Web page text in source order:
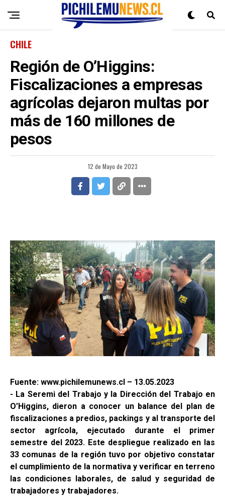
CHILE
Región de O’Higgins:
Fiscalizaciones a empresas
agrícolas dejaron multas por
más de 160 millones de
pesos
12 de Mayo de 2023
Fuente: www.pichilemunews.cl – 13.05.2023
- La Seremi del Trabajo y la Dirección del Trabajo en
O’Higgins, dieron a conocer un balance del plan de
fiscalizaciones a predios, packings y al transporte del
sector agrícola, ejecutado durante el primer
semestre del 2023. Este despliegue realizado en las
33 comunas de la región tuvo por objetivo constatar
el cumplimiento de la normativa y verificar en terreno
las condiciones laborales, de salud y seguridad de
trabajadores y trabajadores.